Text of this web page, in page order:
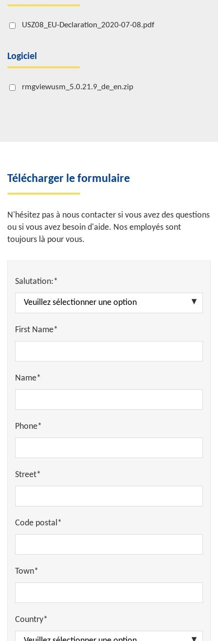
USZ08_EU-Declaration_2020-07-08.pdf
Logiciel
rmgviewusm_5.0.21.9_de_en.zip
Télécharger le formulaire
N'hésitez pas à nous contacter si vous avez des questions
ou si vous avez besoin d'aide. Nos employés sont
toujours là pour vous.
Salutation:*
First Name*
Name*
Phone*
Street*
Code postal*
Town*
Country*